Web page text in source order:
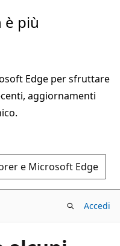
è più
Edge per sfruttare
aggiornamenti
e Microsoft Edge
Accedi